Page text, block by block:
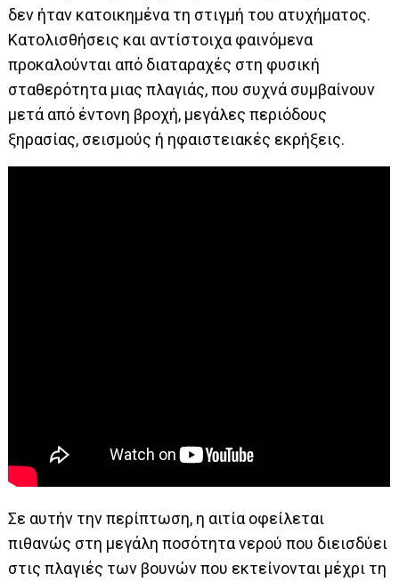
δεν ήταν κατοικημένα τη στιγμή του ατυχήματος.
Κατολισθήσεις και αντίστοιχα φαινόμενα
προκαλούνται από διαταραχές στη φυσική
σταθερότητα μιας πλαγιάς, που συχνά συμβαίνουν
μετά από έντονη βροχή, μεγάλες περιόδους
ξηρασίας, σεισμούς ή ηφαιστειακές εκρήξεις.
Σε αυτήν την περίπτωση, η αιτία οφείλεται
πιθανώς στη μεγάλη ποσότητα νερού που διεισδύει
στις πλαγιές των βουνών που εκτείνονται μέχρι τη